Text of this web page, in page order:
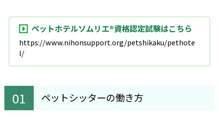
ペットホテルソムリエ®資格認定試験はこちら
https://www.nihonsupport.org/petshikaku/pethote
l/
ペットシッターの働き方